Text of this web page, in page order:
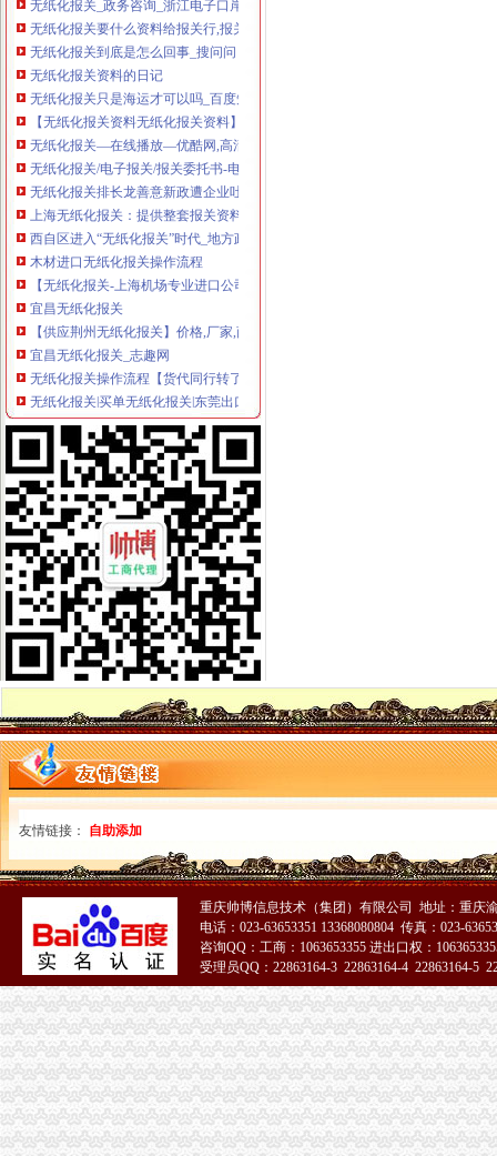
无纸化报关要什么资料给报关行,报关行,诺金报关
无纸化报关到底是怎么回事_搜问问
无纸化报关资料的日记
无纸化报关只是海运才可以吗_百度知道
【无纸化报关资料无纸化报关资料】价格_厂家_图片-Hc360慧聪网
无纸化报关—在线播放—优酷网,高清在线观看
无纸化报关/电子报关/报关委托书-电子委托书电子报关委托书有限公司
无纸化报关排长龙善意新政遭企业吐槽_资讯频道_凤凰网
上海无纸化报关：提供整套报关资料
西自区进入“无纸化报关”时代_地方政务_中国网
木材进口无纸化报关操作流程
【无纸化报关-上海机场专业进口公司】价格_厂家_图片-Hc360慧聪网
宜昌无纸化报关
【供应荆州无纸化报关】价格,厂家,商检报关代理-搜了网
宜昌无纸化报关_志趣网
无纸化报关操作流程【货代同行转了】
无纸化报关|买单无纸化报关|东莞出口报关代理|出口买单通关_
专业湖北无纸化无纸化报关_志趣网
无纸化报关Nano电子商城
宁波无纸化报关宁波电子报关宁波买单报关专业安全高效便捷-阿
无纸化报关问题。实行无纸化报关后,经常会出现信息无比对况,
提供宁波无纸化报关签约【今日推荐网-宁波物流运输】
无纸化报关,买单报关-你问我答-中国物流人论坛锦程物流网BBS-
无纸化报关怎么样签约-报关报检-福步外贸论坛（FOBBusiness
无纸化报关委托操作流程及无纸化报关
南沙为什么要无纸化报关价格_南沙为什么要无纸化报关_广东广州市南
无纸化报关排长龙善意新政遭企业吐槽_资讯频道_凤凰网
无纸化报关操作流程_无纸化委托报关_什么是无纸化报关_无纸化通关
无纸化报关申请流程_无纸化报关操作流程_无纸化报关_一般出口货物
无纸化报关大家都认可湖北欣海云【今日推荐武汉物流运输】
无纸化报关_阿里问到底
无纸化报关委托操作程及无纸化报关.doc
无纸化报关需要哪些资料_中华文本库
西自区进入“无纸化报关”时代-财经频道-金融界
无纸化报关的挑战的英文翻译_无纸化报关的挑战英语怎么说_海词词典
湖北无纸化报关为您解决报关难题
无纸化报关重要通知-阿里巴巴专栏
无纸化报关问题。实行无纸化报关后,经常会出现信息无比对况,
供应武汉无纸化报关-荆州新明伟国际货运代理有限公司
什麽是无纸化报关-深圳报关公司的日志-网易博客
成都公路口岸启动无纸化报关_滚动新闻_新浪财经_新浪网
免费提供无纸化报关抬头核销单报送资料-阿里巴巴专栏
无纸化报关操作流程-福步外贸百科
无纸化报关
提供宁波无纸化报关签约【今日推荐网-宁波物流运输】
无纸化报关要什么资料给报关行,报关行,诺金报关
无纸化报关必备：无纸化报关单签约的流程-运去哪
无纸化报关要什么资料给报关行_深圳诺金_新浪博客
无纸化报关资料
无纸化报关-报关报检-福步外贸论坛（FOBBusinessForum）|中国
友情链接： 自助添加
重庆帅博信息技术（集团）有限公司 地址：重庆
电话：023-63653351 13368080804 传真：023-
咨询QQ：工商：1063653355 进出口权：
受理员QQ：22863164-3 22863164-4 22863164-5